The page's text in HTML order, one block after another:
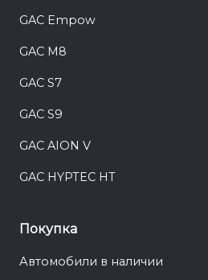
GAC Empow
GAC M8
GAC S7
GAC S9
GAC AION V
GAC HYPTEC HT
Покупка
Автомобили в наличии